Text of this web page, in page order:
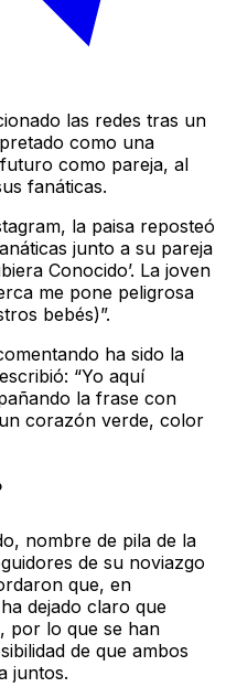
las redes tras un
como una
como pareja, al
fanáticas.
la paisa reposteó
junto a su pareja
Conocido’. La joven
me pone peligrosa
bebés)”.
ha sido la
“Yo aquí
la frase con
corazón verde, color
nombre de pila de la
de su noviazgo
que, en
dejado claro que
por lo que se han
de que ambos
juntos.